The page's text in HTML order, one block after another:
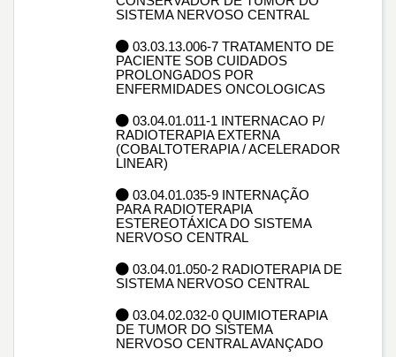
SISTEMA NERVOSO CENTRAL
03.03.13.006-7 TRATAMENTO DE
PACIENTE SOB CUIDADOS
PROLONGADOS POR
ENFERMIDADES ONCOLOGICAS
03.04.01.011-1 INTERNACAO P/
RADIOTERAPIA EXTERNA
(COBALTOTERAPIA / ACELERADOR
LINEAR)
03.04.01.035-9 INTERNAÇÃO
PARA RADIOTERAPIA
ESTEREOTÁXICA DO SISTEMA
NERVOSO CENTRAL
03.04.01.050-2 RADIOTERAPIA DE
SISTEMA NERVOSO CENTRAL
03.04.02.032-0 QUIMIOTERAPIA
DE TUMOR DO SISTEMA
NERVOSO CENTRAL AVANÇADO